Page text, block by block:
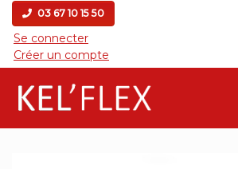
03 67 10 15 50
Se connecter
Créer un compte